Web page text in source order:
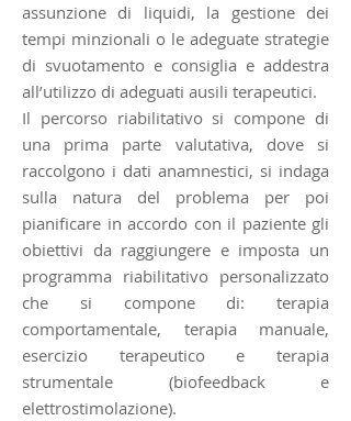
assunzione di liquidi, la gestione dei
tempi minzionali o le adeguate strategie
di svuotamento e consiglia e addestra
all’utilizzo di adeguati ausili terapeutici.
Il percorso riabilitativo si compone di
una prima parte valutativa, dove si
raccolgono i dati anamnestici, si indaga
sulla natura del problema per poi
pianificare in accordo con il paziente gli
obiettivi da raggiungere e imposta un
programma riabilitativo personalizzato
che si compone di: terapia
comportamentale, terapia manuale,
esercizio terapeutico e terapia
strumentale (biofeedback e
elettrostimolazione).